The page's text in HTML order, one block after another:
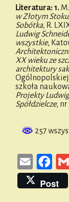
Literatura: 1.
w Złotym Stoku
Sobótka, R.
Ludwig
wszystkie,
XX wieku ze
architektury
szkoła
Projekty
Spółdzielcze, nr
257
E
m
ail
Fa
ce
bo
Post